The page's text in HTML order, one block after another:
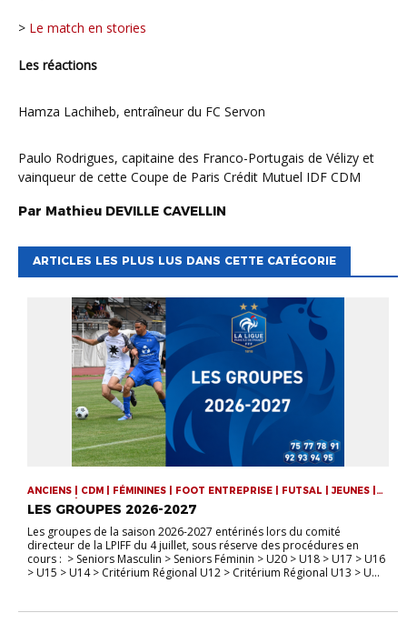
Le match en stories
Les réactions
Hamza Lachiheb, entraîneur du FC Servon
Paulo Rodrigues, capitaine des Franco-Portugais de Vélizy et
vainqueur de cette Coupe de Paris Crédit Mutuel IDF CDM
Par Mathieu DEVILLE CAVELLIN
ARTICLES LES PLUS LUS DANS CETTE CATÉGORIE
ANCIENS | CDM | FÉMININES | FOOT ENTREPRISE | FUTSAL | JEUNES |
SENIORS | VIE DE LA LIGUE
LES GROUPES 2026-2027
Les groupes de la saison 2026-2027 entérinés lors du comité
directeur de la LPIFF du 4 juillet, sous réserve des procédures en
cours : > Seniors Masculin > Seniors Féminin > U20 > U18 > U17 > U16
> U15 > U14 > Critérium Régional U12 > Critérium Régional U13 > U...